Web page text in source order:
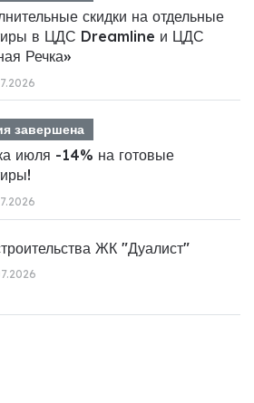
скидки на отдельные
в ЦДС Dreamline и ЦДС
Речка»
завершена
июля -14% на готовые
ЖК "Дуалист"